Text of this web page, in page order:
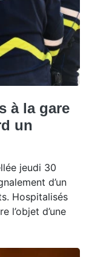
à la gare
un
jeudi 30
d’un
Hospitalisés
l’objet d’une